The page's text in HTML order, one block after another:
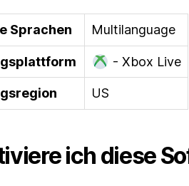
Sprachen Multilanguage
- Xbox Live
US
ich diese